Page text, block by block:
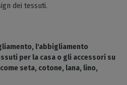
dei tessuti.
l'abbigliamento
per la casa o gli accessori su
seta, cotone, lana, lino,